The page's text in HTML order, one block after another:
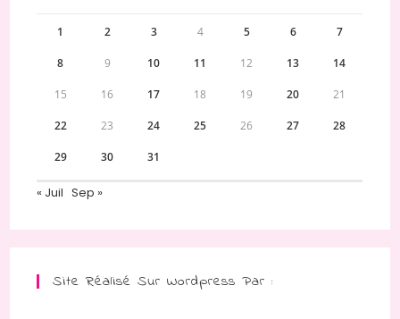
1 2 3 4 5 6 7
8 9 10 11 12 13 14
15 16 17 18 19 20 21
22 23 24 25 26 27 28
29 30 31
« Juil Sep »
Site Réalisé Sur Wordpress Par :